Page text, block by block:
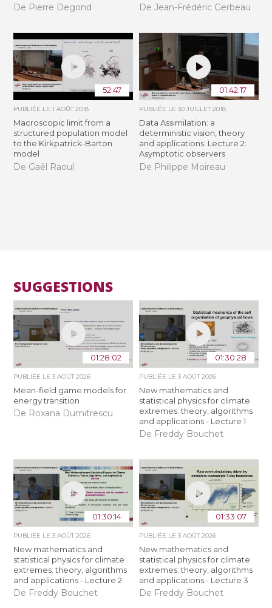
De Pierre Degond De Jean-Frédéric Gerbeau
52:47
PUBLIÉE LE1 AOÛT 2018
Macroscopic limit from a
structured population model
to the Kirkpatrick-Barton
model
De Gaël Raoul
01:42:17
PUBLIÉE LE 30 JUILLET 2018
Data Assimilation: a
deterministic vision, theory
and applications. Lecture 2:
Asymptotic observers
De Philippe Moireau
SUGGESTIONS
01:28:02
PUBLIÉE LE3 AOÛT 2026
Mean-field game models for
energy transition
De Roxana Dumitrescu
01:30:28
PUBLIÉE LE 3 AOÛT 2026
New mathematics and
statistical physics for climate
extremes: theory, algorithms
and applications - Lecture 1
De Freddy Bouchet
01:30:14
PUBLIÉE LE3 AOÛT 2026
New mathematics and
statistical physics for climate
extremes: theory, algorithms
and applications - Lecture 2
De Freddy Bouchet
01:33:07
PUBLIÉE LE 3 AOÛT 2026
New mathematics and
statistical physics for climate
extremes: theory, algorithms
and applications - Lecture 3
De Freddy Bouchet